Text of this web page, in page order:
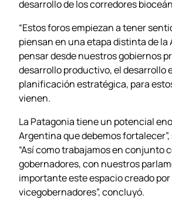
desarrollo de los corredores
“Estos foros empiezan a tener
piensan en una etapa distinta de la
pensar desde nuestros gobiernos
desarrollo productivo, el desarrollo
planificación estratégica, para
vienen.
La Patagonia tiene un potencial
Argentina que debemos
“Así como trabajamos en conjunto
gobernadores, con nuestros
importante este espacio creado por
vicegobernadores”, concluyó.